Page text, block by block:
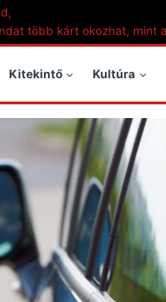
több kárt okozhat, mint
Kitekintő Kultúra